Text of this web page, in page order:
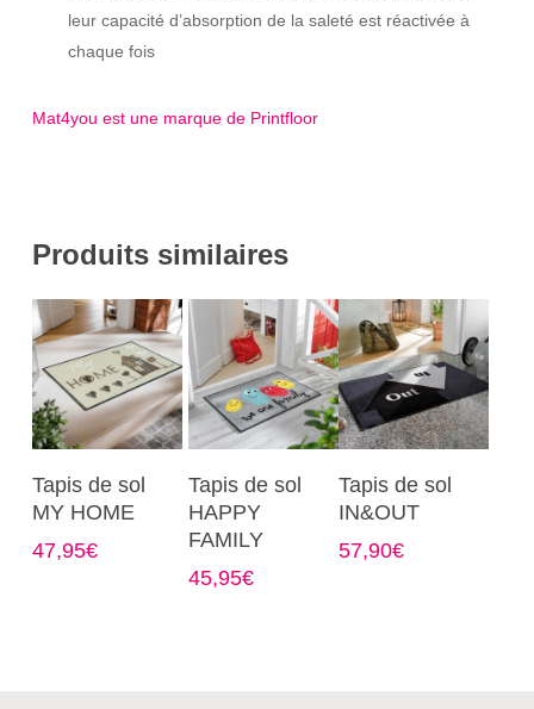
leur capacité d’absorption de la saleté est réactivée à
chaque fois
Mat4you est une marque de Printfloor
Produits similaires
Choix Des
Options
produit
a
plusieurs
Tapis de sol
MY HOME
47,95€
Choix Des
Options
produit
a
variations.
Tapis de sol
HAPPY
FAMILY
45,95€
Choix Des
Options
produit
a
plusieurs
Tapis de sol
IN&OUT
57,90€